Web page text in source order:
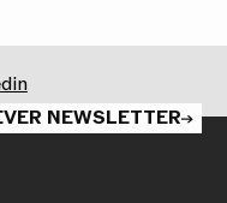
NEWSLETTER